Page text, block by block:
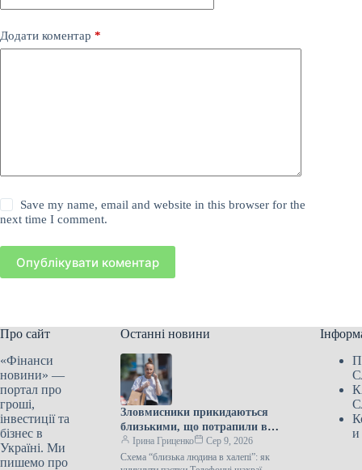
Додати коментар *
Save my name, email and website in this browser for the
next time I comment.
Опублікувати коментар
Про сайт
«Фінанси
новини» —
портал про
гроші,
інвестиції та
бізнес в
Україні. Ми
пишемо про
Останні новини
Зловмисники прикидаються
близькими, що потрапили в
біду – стратегія для викриття
схеми.
Ірина Гриценко
Сер 9, 2026
Схема “близька людина в халепі”: як
и